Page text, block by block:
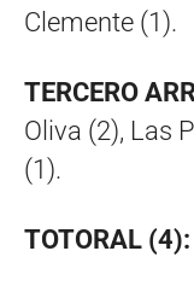
Clemente (1).
TERCERO
Oliva (2), Las
(1).
TOTORAL (4):